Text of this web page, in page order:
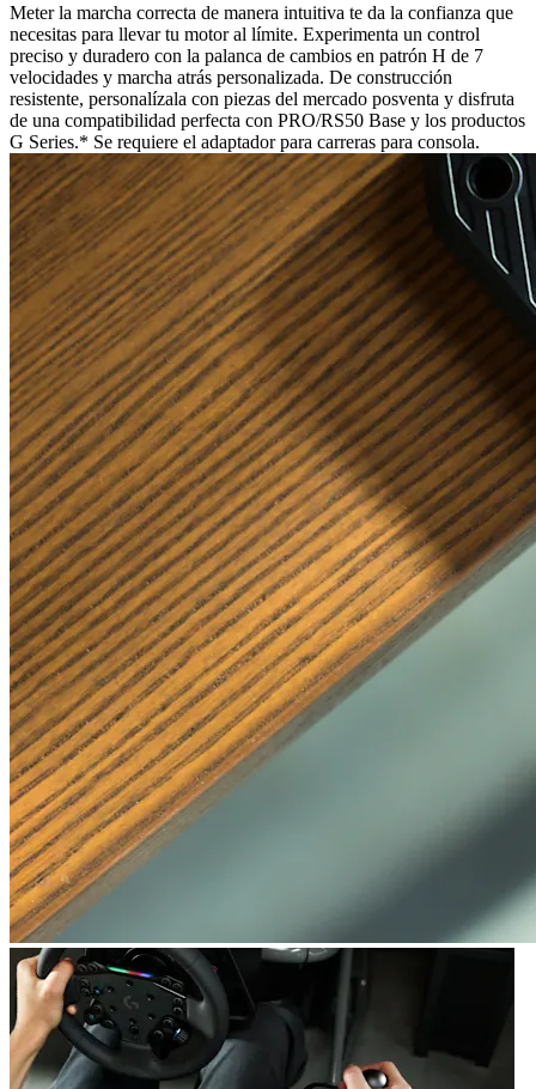
Meter la marcha correcta de manera intuitiva te da la confianza que
necesitas para llevar tu motor al límite. Experimenta un control
preciso y duradero con la palanca de cambios en patrón H de 7
velocidades y marcha atrás personalizada. De construcción
resistente, personalízala con piezas del mercado posventa y disfruta
de una compatibilidad perfecta con PRO/RS50 Base y los productos
G Series.* Se requiere el adaptador para carreras para consola.